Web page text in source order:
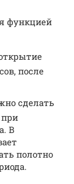
функцией
после
сделать
В
полотно